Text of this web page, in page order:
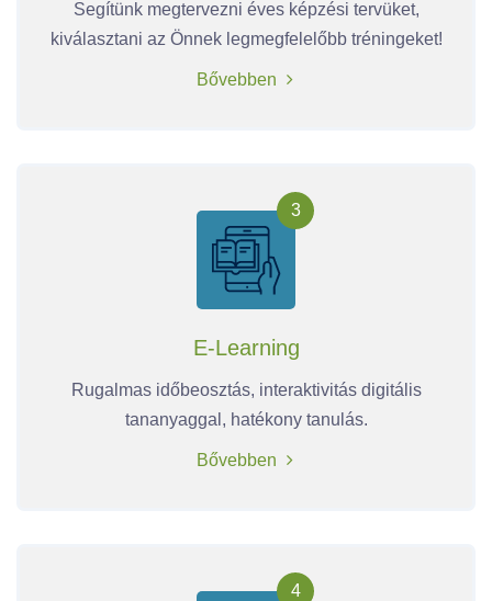
Segítünk megtervezni éves képzési tervüket,
kiválasztani az Önnek legmegfelelőbb tréningeket!
Bővebben
3
E-Learning
Rugalmas időbeosztás, interaktivitás digitális
tananyaggal, hatékony tanulás.
Bővebben
4